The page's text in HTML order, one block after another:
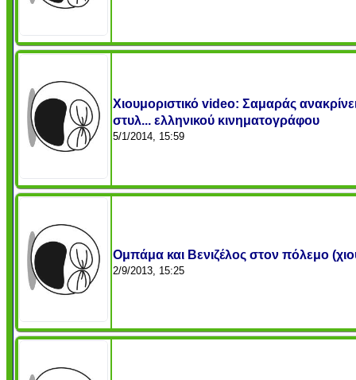
Χιουμοριστικό video: Σαμαράς
στυλ... ελληνικού κινηματογράφου
5/1/2014, 15:59
Ομπάμα και Βενιζέλος στον πόλεμο
2/9/2013, 15:25